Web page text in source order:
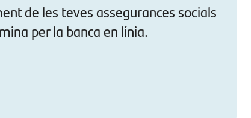
de les teves assegurances socials
per la banca en línia.